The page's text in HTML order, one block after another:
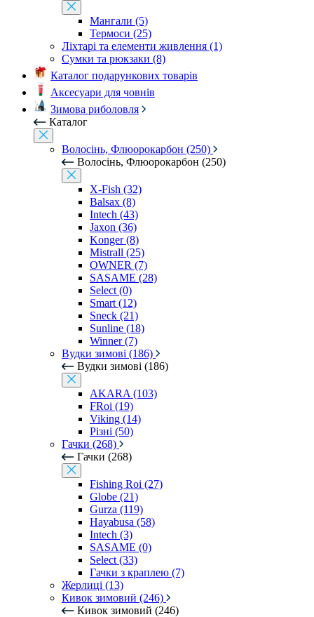
Мангали (5)
Термоси (25)
Ліхтарі та елементи живлення (1)
Сумки та рюкзаки (8)
Каталог подарункових товарів
Аксесуари для човнів
Зимова риболовля
Каталог
Волосінь, Флюорокарбон (250)
Волосінь, Флюорокарбон (250)
X-Fish (32)
Balsax (8)
Intech (43)
Jaxon (36)
Konger (8)
Mistrall (25)
OWNER (7)
SASAME (28)
Select (0)
Smart (12)
Sneck (21)
Sunline (18)
Winner (7)
Вудки зимові (186)
Вудки зимові (186)
AKARA (103)
FRoi (19)
Viking (14)
Різні (50)
Гачки (268)
Гачки (268)
Fishing Roi (27)
Globe (21)
Gurza (119)
Hayabusa (58)
Intech (3)
SASAME (0)
Select (33)
Гачки з краплею (7)
Жерлиці (13)
Кивок зимовий (246)
Кивок зимовий (246)